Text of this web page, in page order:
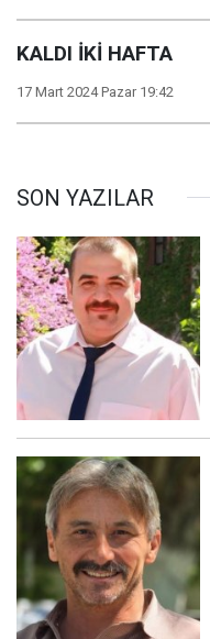
KALDI İKİ HAFTA
17 Mart 2024 Pazar 19:42
SON YAZILAR